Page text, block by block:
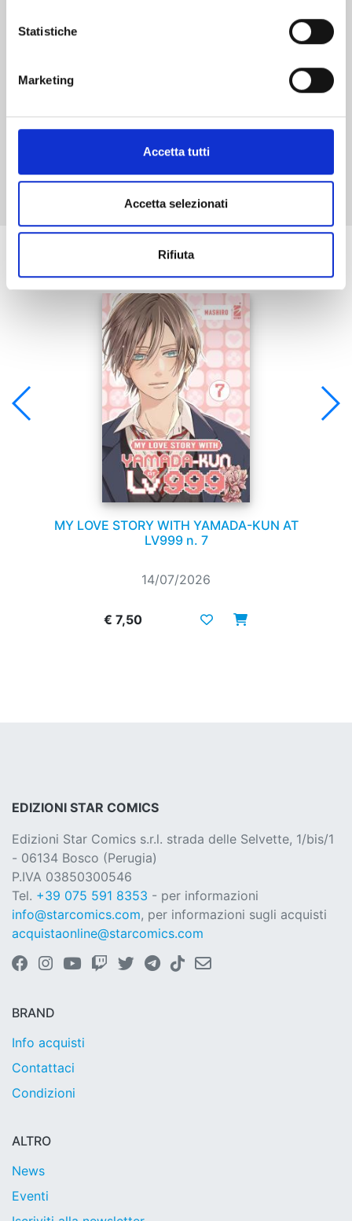
Statistiche
Marketing
Accetta tutti
Accetta selezionati
Rifiuta
Mostra tutto
Se ti è piaciuto prova anche:
MY LOVE STORY WITH YAMADA-KUN AT
LV999 n. 7
14/07/2026
€ 7,50
EDIZIONI STAR COMICS
Edizioni Star Comics s.r.l. strada delle Selvette, 1/bis/1
- 06134 Bosco (Perugia)
P.IVA 03850300546
Tel. +39 075 591 8353 - per informazioni
info@starcomics.com, per informazioni sugli acquisti
acquistaonline@starcomics.com
BRAND
Info acquisti
Contattaci
Condizioni
ALTRO
News
Eventi